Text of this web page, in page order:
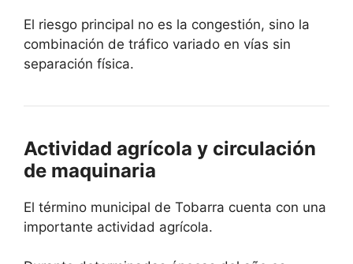
El riesgo principal no es la congestión, sino la
combinación de tráfico variado en vías sin
separación física.
Actividad agrícola y circulación
de maquinaria
El término municipal de Tobarra cuenta con una
importante actividad agrícola.